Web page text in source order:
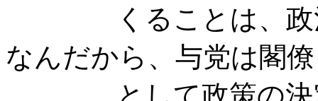
くることは、政治
なんだから、与党は閣僚